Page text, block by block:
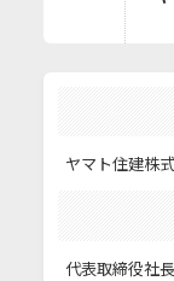
ヤマト住建株
代表取締役社